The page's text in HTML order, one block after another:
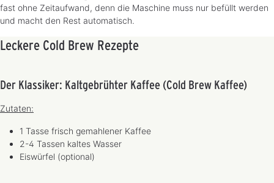
fast ohne Zeitaufwand, denn die Maschine muss nur befüllt werden
und macht den Rest automatisch.
Leckere Cold Brew Rezepte
Der Klassiker: Kaltgebrühter Kaffee (Cold Brew Kaffee)
Zutaten:
1 Tasse frisch gemahlener Kaffee
2-4 Tassen kaltes Wasser
Eiswürfel (optional)